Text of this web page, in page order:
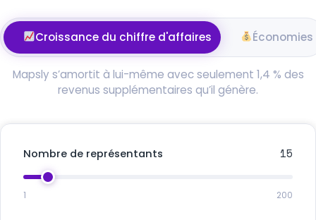
Croissance du chiffre d'affaires Économies
Mapsly s’amortit à lui-même avec seulement 1,4 % des
revenus supplémentaires qu’il génère.
Nombre de représentants 15
1 200